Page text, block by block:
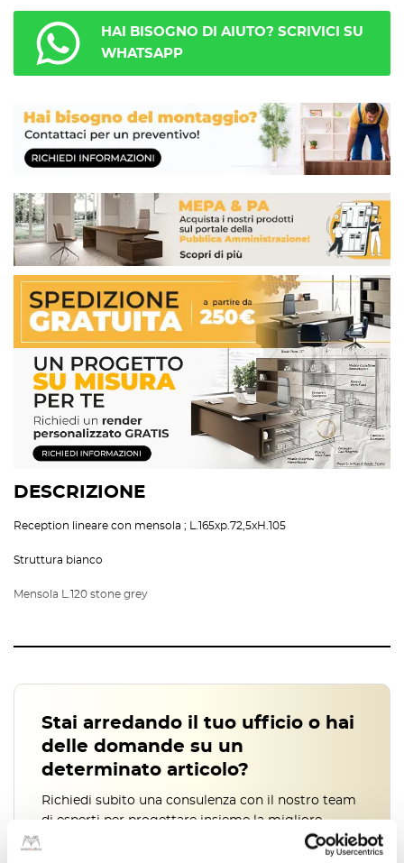
DESCRIZIONE
Reception lineare con mensola ; L.165xp.72,5xH.105
Struttura bianco
Mensola L.120 stone grey
HAI BISOGNO DI AIUTO? SCRIVICI SU
WHATSAPP
Stai arredando il tuo ufficio o hai
delle domande su un
determinato articolo?
Richiedi subito una consulenza con il nostro team
di esperti per progettare insieme la migliore